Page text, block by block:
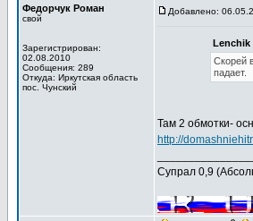
Федорчук Роман
свой
Зарегистрирован:
02.08.2010
Сообщения: 289
Откуда: Иркутская область
пос. Чунский
Добавлено:
Lenchik
Скорей
падает.
Там 2 обмотки-
http://
Супрал 0,9